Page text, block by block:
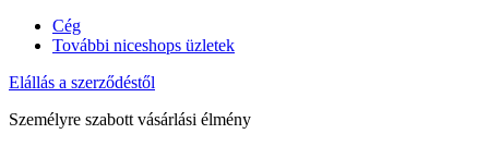
Cég
További niceshops üzletek
Elállás a szerződéstől
Személyre szabott vásárlási élmény